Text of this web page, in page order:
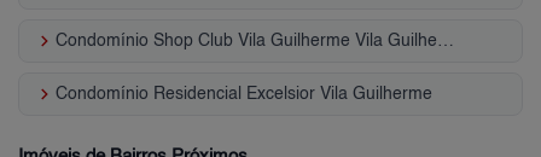
keyboard_arrow_right Condomínio Shop Club Vila Guilherme Vila Guilherme
keyboard_arrow_right Condomínio Residencial Excelsior Vila Guilherme